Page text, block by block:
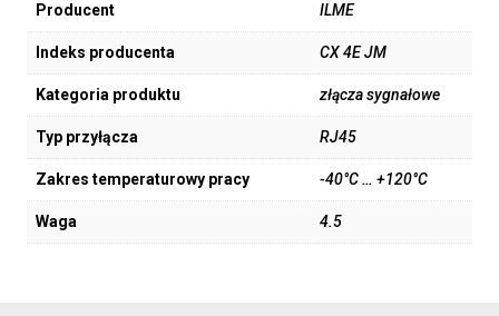
Producent ILME
Indeks producenta CX 4E JM
Kategoria produktu złącza sygnałowe
Typ przyłącza RJ45
Zakres temperaturowy pracy -40°C … +120°C
Waga 4.5